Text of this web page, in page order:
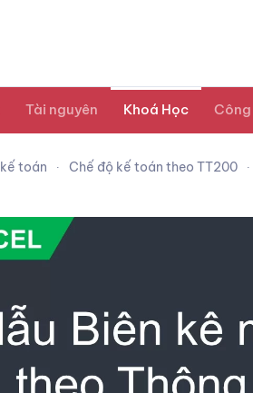
Tài nguyên Khoá Học Công
toán Chế độ kế toán theo TT200